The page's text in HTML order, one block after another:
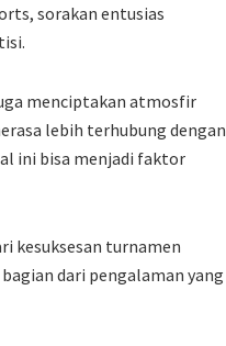
sorakan entusias
menciptakan atmosfir
lebih terhubung dengan
ini bisa menjadi faktor
kesuksesan turnamen
dari pengalaman yang